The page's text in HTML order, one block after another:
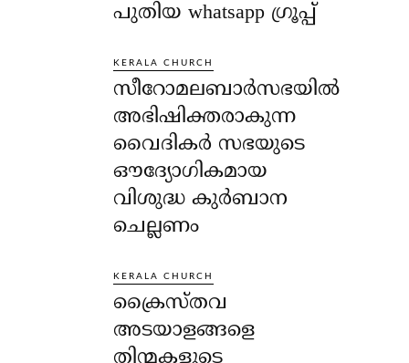
പുതിയ whatsapp ഗ്രൂപ്പ്
KERALA CHURCH
സീറോമലബാർസഭയിൽ
അഭിഷിക്തരാകുന്ന
വൈദികർ സഭയുടെ
ഔദ്യോഗികമായ
വിശുദ്ധ കുർബാന
ചെല്ലണം
KERALA CHURCH
ക്രൈസ്തവ
അടയാളങ്ങളെ
തിന്മകളുടെ